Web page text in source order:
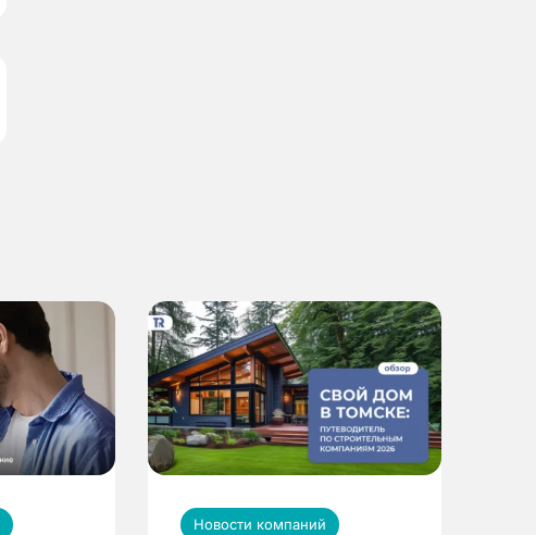
Новости компаний